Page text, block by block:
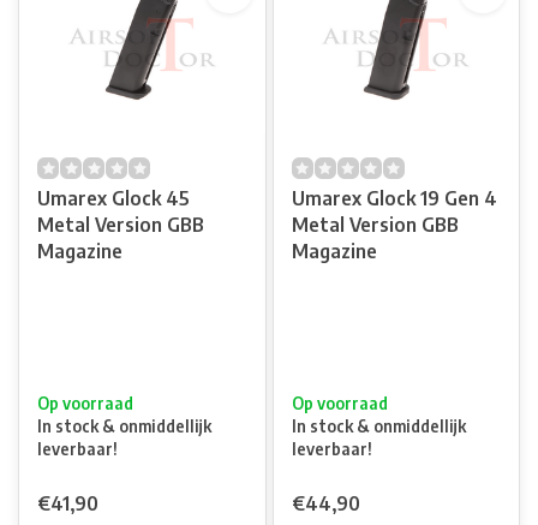
Umarex Glock 45
Metal Version GBB
Magazine
Op voorraad
In stock & onmiddellijk
leverbaar!
€41,90
Umarex Glock 19 Gen 4
Metal Version GBB
Magazine
Op voorraad
In stock & onmiddellijk
leverbaar!
€44,90